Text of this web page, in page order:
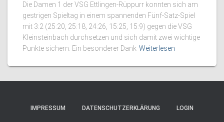
Die Damen 1 der VSG Ettlingen-Rüppurr konnten sich am
gestrigen Spieltag in einem spannenden Fünf-Satz-Spiel
mit 3:2 (25:20, 25:18, 24:26, 15:25, 15:9) gegen die VSG
Kleinsteinbach durchsetzen und sich damit zwei wichtige
Punkte sichern. Ein besonderer Dank Weiterlesen
IMPRESSUM DATENSCHUTZERKLÄRUNG LOGIN